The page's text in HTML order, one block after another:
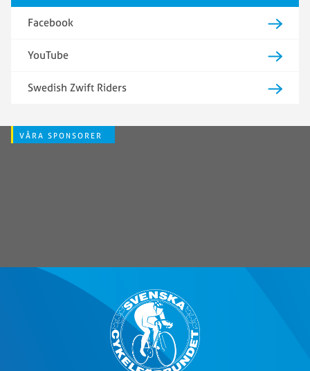
Facebook
YouTube
Swedish Zwift Riders
VÅRA SPONSORER